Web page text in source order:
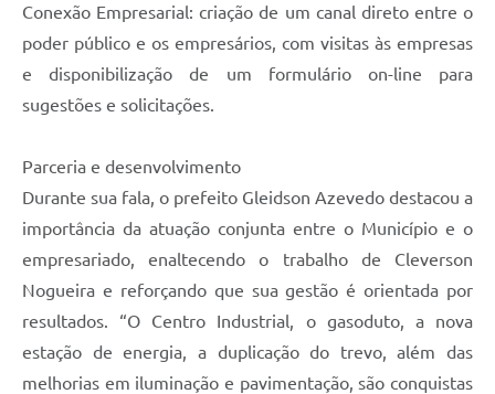
Conexão Empresarial: criação de um canal direto entre o
poder público e os empresários, com visitas às empresas
e disponibilização de um formulário on-line para
sugestões e solicitações.
Parceria e desenvolvimento
Durante sua fala, o prefeito Gleidson Azevedo destacou a
importância da atuação conjunta entre o Município e o
empresariado, enaltecendo o trabalho de Cleverson
Nogueira e reforçando que sua gestão é orientada por
resultados. “O Centro Industrial, o gasoduto, a nova
estação de energia, a duplicação do trevo, além das
melhorias em iluminação e pavimentação, são conquistas